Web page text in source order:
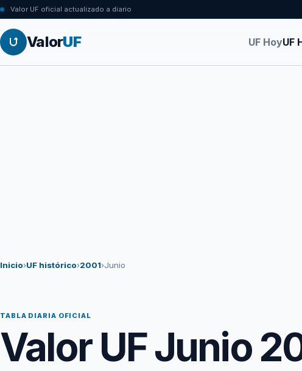
Valor UF oficial actualizado a diario
ValorUF UF HoyUF
Inicio›UF histórico›2001›Junio
TABLA DIARIA OFICIAL
Valor UF Junio